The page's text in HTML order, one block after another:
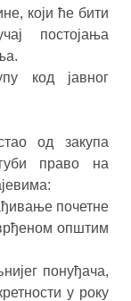
који ће бити
постојања
код јавног
од закупа
право на
почетне
општим
понуђача,
у року